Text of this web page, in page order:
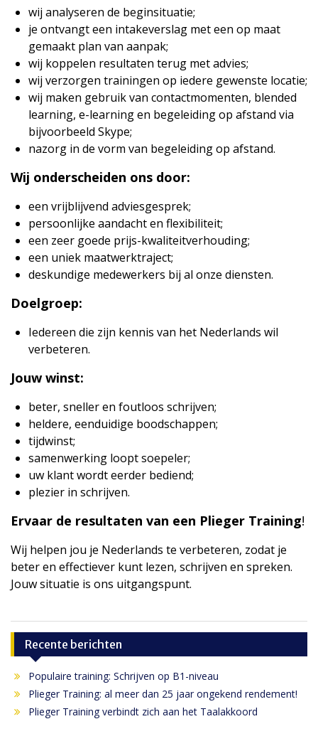
wij analyseren de beginsituatie;
je ontvangt een intakeverslag met een op maat
gemaakt plan van aanpak;
wij koppelen resultaten terug met advies;
wij verzorgen trainingen op iedere gewenste locatie;
wij maken gebruik van contactmomenten, blended
learning, e-learning en begeleiding op afstand via
bijvoorbeeld Skype;
nazorg in de vorm van begeleiding op afstand.
Wij onderscheiden ons door:
een vrijblijvend adviesgesprek;
persoonlijke aandacht en flexibiliteit;
een zeer goede prijs-kwaliteitverhouding;
een uniek maatwerktraject;
deskundige medewerkers bij al onze diensten.
Doelgroep:
Iedereen die zijn kennis van het Nederlands wil
verbeteren.
Jouw winst:
beter, sneller en foutloos schrijven;
heldere, eenduidige boodschappen;
tijdwinst;
samenwerking loopt soepeler;
uw klant wordt eerder bediend;
plezier in schrijven.
Ervaar de resultaten van een Plieger Training!
Wij helpen jou je Nederlands te verbeteren, zodat je
beter en effectiever kunt lezen, schrijven en spreken.
Jouw situatie is ons uitgangspunt.
Recente berichten
Populaire training: Schrijven op B1-niveau
Plieger Training: al meer dan 25 jaar ongekend rendement!
Plieger Training verbindt zich aan het Taalakkoord